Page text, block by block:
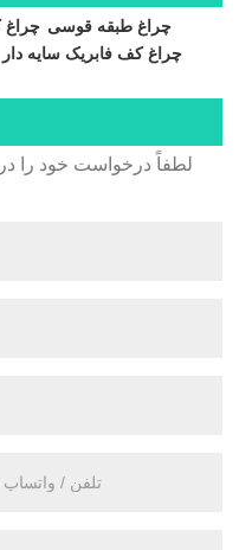
چراغ چراغ طبقه قوسی
چراغ کف فابریک سایه دار